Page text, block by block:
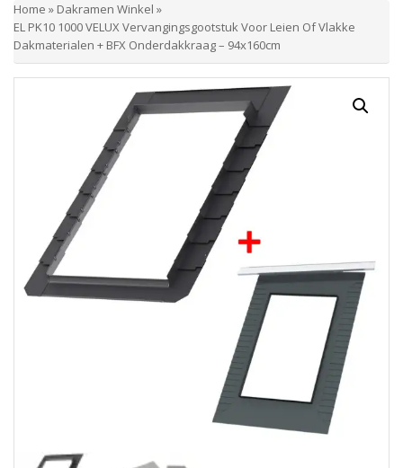
Home » Dakramen Winkel »
EL PK10 1000 VELUX Vervangingsgootstuk Voor Leien Of Vlakke
Dakmaterialen + BFX Onderdakkraag – 94x160cm